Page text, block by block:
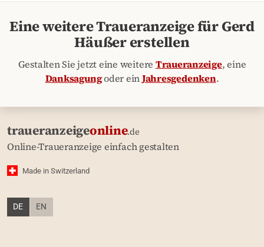
Eine weitere Traueranzeige für Gerd
Häußer erstellen
Gestalten Sie jetzt eine weitere Traueranzeige, eine
Danksagungoder einJahresgedenken.
traueranzeigeonline.de
Online-Traueranzeige einfach gestalten
Made in Switzerland
DE EN